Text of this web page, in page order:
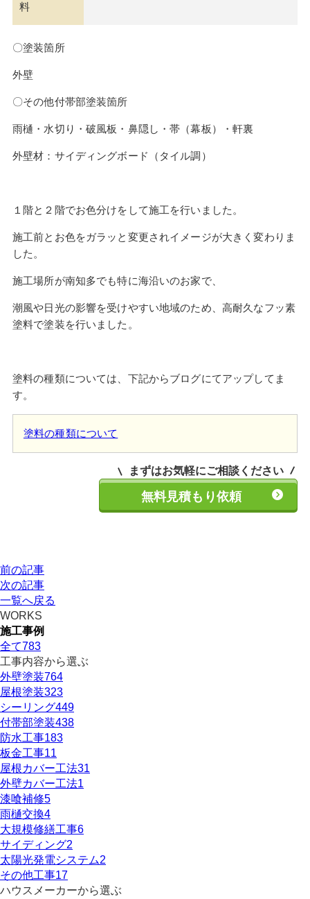
料
〇塗装箇所
外壁
〇その他付帯部塗装箇所
雨樋・水切り・破風板・鼻隠し・帯（幕板）・軒裏
外壁材：サイディングボード（タイル調）
１階と２階でお色分けをして施工を行いました。
施工前とお色をガラッと変更されイメージが大きく変わりま
した。
施工場所が南知多でも特に海沿いのお家で、
潮風や日光の影響を受けやすい地域のため、高耐久なフッ素
塗料で塗装を行いました。
塗料の種類については、下記からブログにてアップしてま
す。
塗料の種類について
まずはお気軽にご相談ください
無料見積もり依頼
前の記事
次の記事
一覧へ戻る
WORKS
施工事例
全て783
工事内容から選ぶ
外壁塗装764
屋根塗装323
シーリング449
付帯部塗装438
防水工事183
板金工事11
屋根カバー工法31
外壁カバー工法1
漆喰補修5
雨樋交換4
大規模修繕工事6
サイディング2
太陽光発電システム2
その他工事17
ハウスメーカーから選ぶ